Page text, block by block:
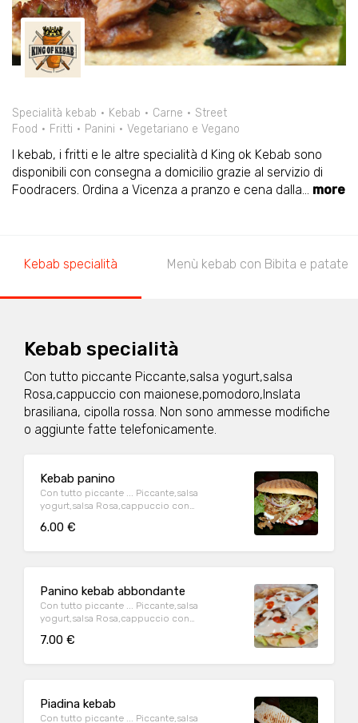
Specialità kebab Kebab Carne
Street
Food
Fritti Panini Vegetariano e Vegano
I kebab, i fritti e le altre specialità d King ok Kebab sono
disponibili con consegna a domicilio grazie al servizio di
Foodracers. Ordina a Vicenza a pranzo e cena dalla... more
Kebab specialità Menù kebab con Bibita e patate
Kebab specialità
Con tutto piccante Piccante,salsa yogurt,salsa
Rosa,cappuccio con maionese,pomodoro,Inslata
brasiliana, cipolla rossa. Non sono ammesse modifiche
o aggiunte fatte telefonicamente.
Kebab panino
Con tutto piccante ... Piccante,salsa
yogurt,salsa Rosa,cappuccio con
cipolla rossa,
6.00 €
Panino kebab abbondante
Con tutto piccante ... Piccante,salsa
yogurt,salsa Rosa,cappuccio con
cipolla rossa,
7.00 €
Piadina kebab
Con tutto piccante ... Piccante,salsa